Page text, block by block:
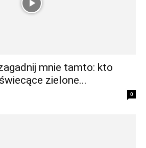
mnie tamto: kto
zielone...
0